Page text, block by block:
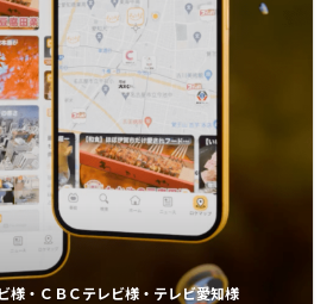
様・ＣＢＣテレビ様・テレビ愛知様